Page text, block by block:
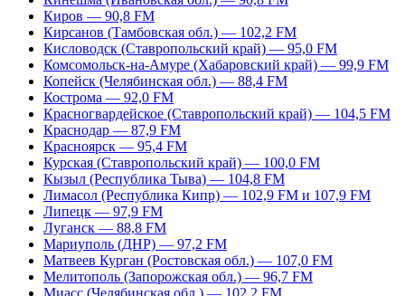
Киров — 90,8 FM
Кирсанов (Тамбовская обл.) — 102,2 FM
Кисловодск (Ставропольский край) — 95,0 FM
Комсомольск-на-Амуре (Хабаровский край) — 99,9 FM
Копейск (Челябинская обл.) — 88,4 FM
Кострома — 92,0 FM
Красногвардейское (Ставропольский край) — 104,5 FM
Краснодар — 87,9 FM
Красноярск — 95,4 FM
Курская (Ставропольский край) — 100,0 FM
Кызыл (Республика Тыва) — 104,8 FM
Лимасол (Республика Кипр) — 102,9 FM и 107,9 FM
Липецк — 97,9 FM
Луганск — 88,8 FM
Мариуполь (ДНР) — 97,2 FM
Матвеев Курган (Ростовская обл.) — 107,0 FM
Мелитополь (Запорожская обл.) — 96,7 FM
Миасс (Челябинская обл.) — 102,2 FM